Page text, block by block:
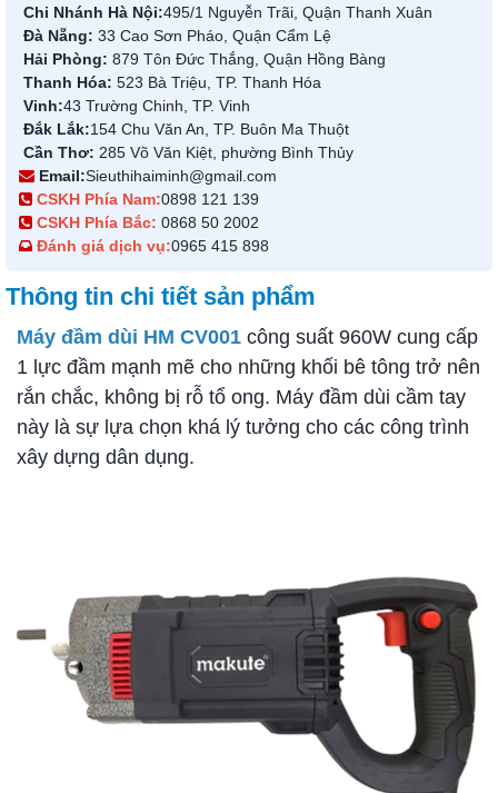
Chi Nhánh Hà Nội:495/1 Nguyễn Trãi, Quận Thanh Xuân
Đà Nẵng: 33 Cao Sơn Pháo, Quận Cẩm Lệ
Hải Phòng: 879 Tôn Đức Thắng, Quận Hồng Bàng
Thanh Hóa: 523 Bà Triệu, TP. Thanh Hóa
Vinh:43 Trường Chinh, TP. Vinh
Đắk Lắk:154 Chu Văn An, TP. Buôn Ma Thuột
Cần Thơ: 285 Võ Văn Kiệt, phường Bình Thủy
Email:Sieuthihaiminh@gmail.com
CSKH Phía Nam:0898 121 139
CSKH Phía Bắc: 0868 50 2002
Đánh giá dịch vụ:0965 415 898
Thông tin chi tiết sản phẩm
Máy đầm dùi HM CV001 công suất 960W cung cấp
1 lực đầm mạnh mẽ cho những khối bê tông trở nên
rắn chắc, không bị rỗ tổ ong. Máy đầm dùi cầm tay
này là sự lựa chọn khá lý tưởng cho các công trình
xây dựng dân dụng.